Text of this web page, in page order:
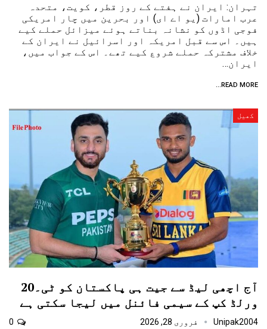
تہران: ایران نے ہفتے کے روز قطر، کویت، متحدہ
عرب امارات (یو اے ای) اور بحرین میں چار امریکی
فوجی اڈوں کو نشانہ بناتے ہوئے میزائل حملے کیے
ہیں۔ اس سے قبل امریکہ اور اسرائیل نے ایران کے
خلاف مشترکہ حملے شروع کیے تھے۔ اس کے جواب میں،
ایران…
READ MORE...
کھیل
آج اچھی لیڈ سے جیت ہی پاکستان کو ٹی۔20
ورلڈ کپ کے سیمی فائنل میں لیجا سکتی ہے
Unipak2004 فروری 28, 2026